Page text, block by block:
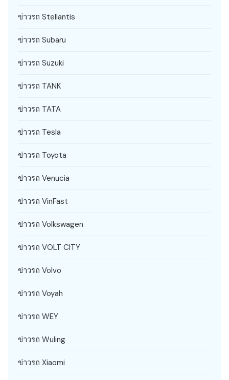
ข่าวรถ Stellantis
ข่าวรถ Subaru
ข่าวรถ Suzuki
ข่าวรถ TANK
ข่าวรถ TATA
ข่าวรถ Tesla
ข่าวรถ Toyota
ข่าวรถ Venucia
ข่าวรถ VinFast
ข่าวรถ Volkswagen
ข่าวรถ VOLT CITY
ข่าวรถ Volvo
ข่าวรถ Voyah
ข่าวรถ WEY
ข่าวรถ Wuling
ข่าวรถ Xiaomi